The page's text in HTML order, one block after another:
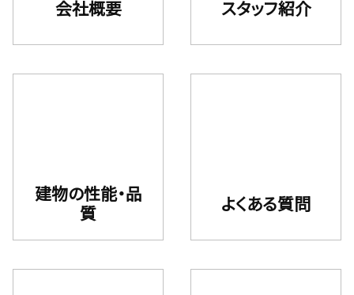
会社概要 スタッフ紹介
建物の性能・品
質
よくある質問